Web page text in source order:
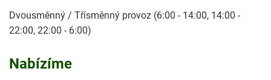
Dvousměnný / Třísměnný provoz (6:00 - 14:00, 14:00 -
22:00, 22:00 - 6:00)
Nabízíme